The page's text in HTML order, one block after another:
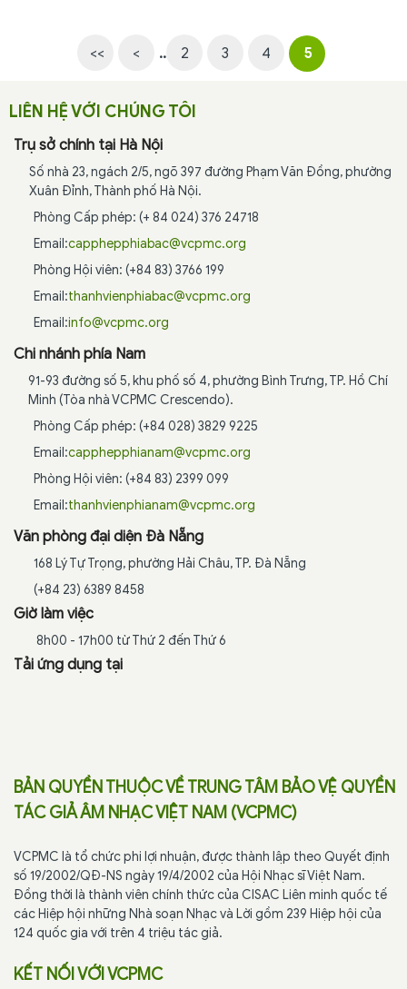
<< < .. 2 3 4 5
LIÊN HỆ VỚI CHÚNG TÔI
Trụ sở chính tại Hà Nội
Số nhà 23, ngách 2/5, ngõ 397 đường Phạm Văn Đồng, phường
Xuân Đỉnh, Thành phố Hà Nội.
Phòng Cấp phép: (+ 84 024) 376 24718
Email:capphepphiabac@vcpmc.org
Phòng Hội viên: (+84 83) 3766 199
Email:thanhvienphiabac@vcpmc.org
Email:info@vcpmc.org
Chi nhánh phía Nam
91-93 đường số 5, khu phố số 4, phường Bình Trưng, TP. Hồ Chí
Minh (Tòa nhà VCPMC Crescendo).
Phòng Cấp phép: (+84 028) 3829 9225
Email:capphepphianam@vcpmc.org
Phòng Hội viên: (+84 83) 2399 099
Email:thanhvienphianam@vcpmc.org
Văn phòng đại diện Đà Nẵng
168 Lý Tự Trọng, phường Hải Châu, TP. Đà Nẵng
(+84 23) 6389 8458
Giờ làm việc
8h00 - 17h00 từ Thứ 2 đến Thứ 6
Tải ứng dụng tại
BẢN QUYỀN THUỘC VỀ TRUNG TÂM BẢO VỆ QUYỀN
TÁC GIẢ ÂM NHẠC VIỆT NAM (VCPMC)
VCPMC là tổ chức phi lợi nhuận, được thành lập theo Quyết định
số 19/2002/QĐ-NS ngày 19/4/2002 của Hội Nhạc sĩ Việt Nam.
Đồng thời là thành viên chính thức của CISAC Liên minh quốc tế
các Hiệp hội những Nhà soạn Nhạc và Lời gồm 239 Hiệp hội của
124 quốc gia với trên 4 triệu tác giả.
KẾT NỐI VỚI VCPMC